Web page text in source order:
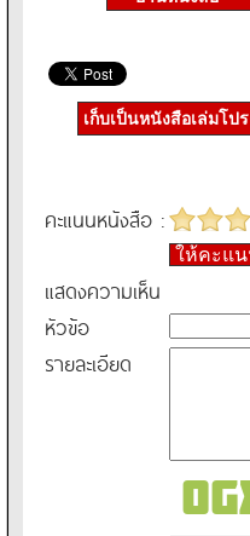
เก็บเป็นหนังสือเล่มโป
คะแนนหนังสือ :
ให้คะแ
แสดงความเห็น
หัวข้อ
รายละเอียด